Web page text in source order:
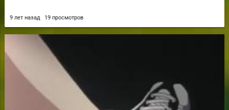
9 лет назад 19 просмотров